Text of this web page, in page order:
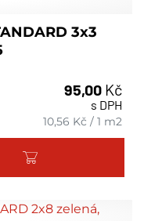
3x3
95,00 Kč
s DPH
10,56 Kč /1 m2